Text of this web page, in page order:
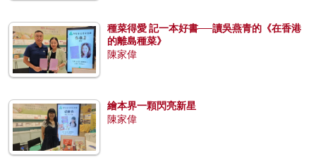
種菜得愛 記一本好書──讀吳燕青的《在香港
的離島種菜》
陳家偉
繪本界一顆閃亮新星
陳家偉